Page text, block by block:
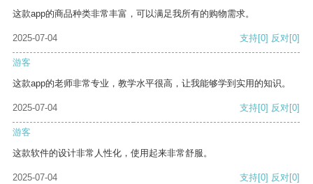
这款app的商品种类非常丰富，可以满足我所有的购物需求。
2025-07-04 支持[0] 反对[0]
游客
这款app的老师非常专业，教学水平很高，让我能够学到实用的知识。
2025-07-04 支持[0] 反对[0]
游客
这款软件的设计非常人性化，使用起来非常舒服。
2025-07-04 支持[0] 反对[0]